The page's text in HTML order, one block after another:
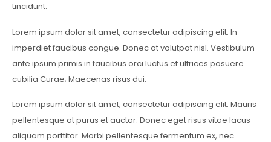
tincidunt.
Lorem ipsum dolor sit amet, consectetur adipiscing elit. In
imperdiet faucibus congue. Donec at volutpat nisl. Vestibulum
ante ipsum primis in faucibus orci luctus et ultrices posuere
cubilia Curae; Maecenas risus dui.
Lorem ipsum dolor sit amet, consectetur adipiscing elit. Mauris
pellentesque at purus et auctor. Donec eget risus vitae lacus
aliquam porttitor. Morbi pellentesque fermentum ex, nec